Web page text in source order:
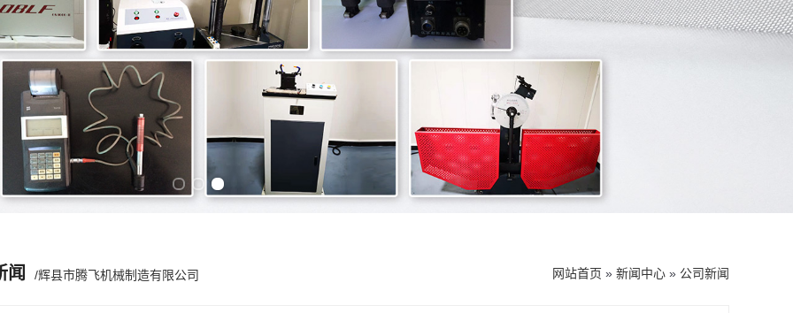
闻 /辉县市腾飞机械制造有限公司 网站首页 » 新闻中心 » 公司新闻